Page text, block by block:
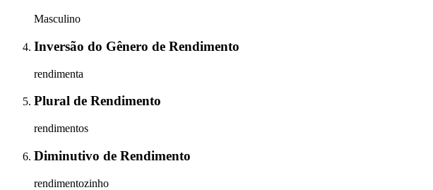
Masculino
Inversão do Gênero de Rendimento
rendimenta
Plural de Rendimento
rendimentos
Diminutivo de Rendimento
rendimentozinho